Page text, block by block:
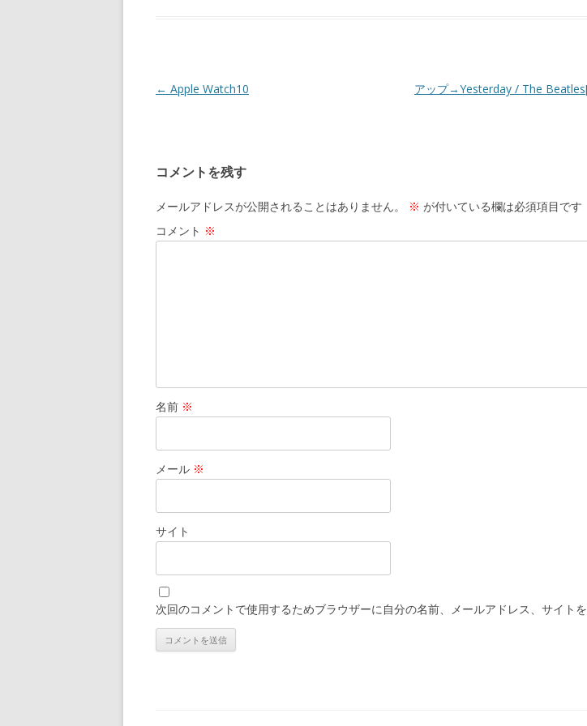
Post navigation
← Apple Watch10
アップ→Yesterday / The
コメントを残す
メールアドレスが公開されることはありません。 ※ が付いている欄は必須項目です
コメント ※
名前 ※
メール ※
サイト
次回のコメントで使用するためブラウザーに自分の名前、メールアドレス、サイトを